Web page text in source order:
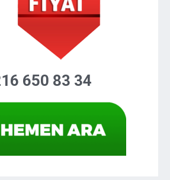
650 83 34